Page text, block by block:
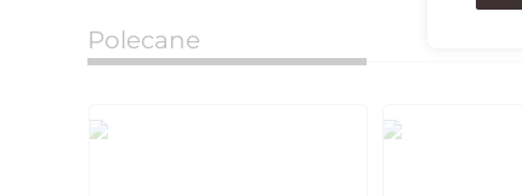
Polecane